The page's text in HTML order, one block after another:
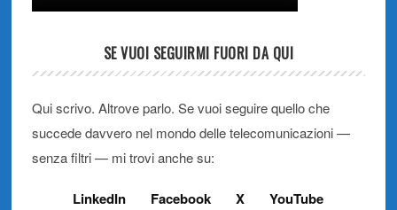
SE VUOI SEGUIRMI FUORI DA QUI
Qui scrivo. Altrove parlo. Se vuoi seguire quello che
succede davvero nel mondo delle telecomunicazioni —
senza filtri — mi trovi anche su:
LinkedIn Facebook X YouTube